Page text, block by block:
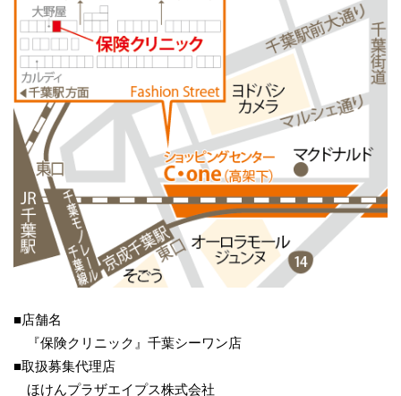
■店舗名
『保険クリニック』千葉シーワン店
■取扱募集代理店
ほけんプラザエイプス株式会社